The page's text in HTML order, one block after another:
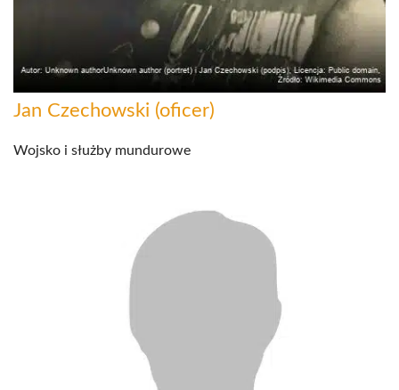
Jan Czechowski (oficer)
Wojsko i służby mundurowe